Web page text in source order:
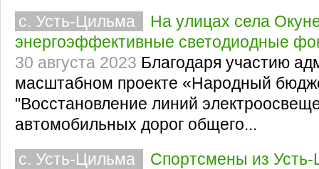
с. Усть-Цильма
На улицах села
энергоэффективные светодиодные
30 августа 2023 Благодаря участию
масштабном проекте «Народный
"Восстановление линий
автомобильных дорог общего...
с. Усть-Цильма
Спортсмены из